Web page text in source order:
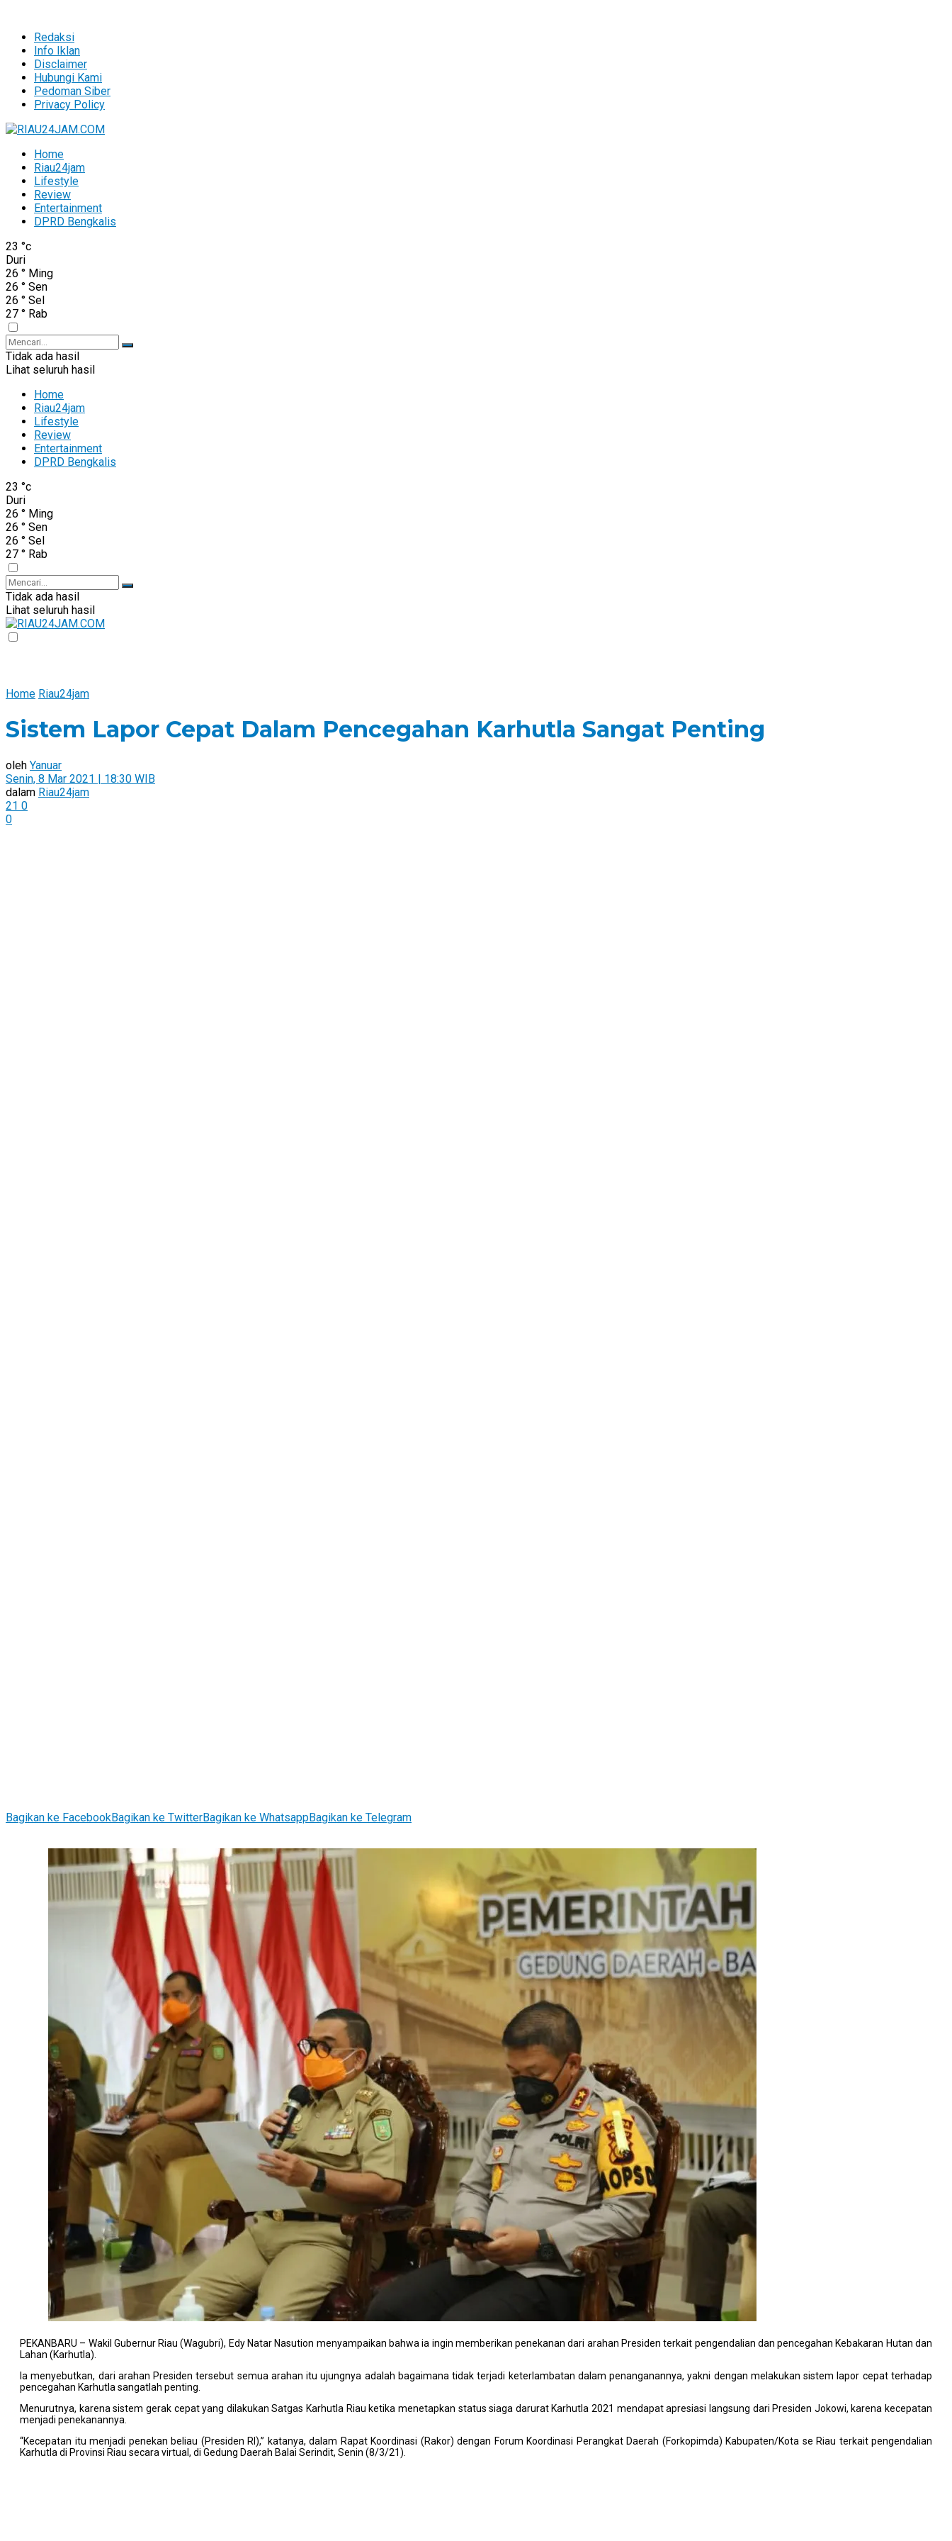
Redaksi
Info Iklan
Disclaimer
Hubungi Kami
Pedoman Siber
Privacy Policy
Home
Riau24jam
Lifestyle
Review
Entertainment
DPRD Bengkalis
23 °c
Duri
26 ° Ming
26 ° Sen
26 ° Sel
27 ° Rab
Tidak ada hasil
Lihat seluruh hasil
Home
Riau24jam
Lifestyle
Review
Entertainment
DPRD Bengkalis
23 °c
Duri
26 ° Ming
26 ° Sen
26 ° Sel
27 ° Rab
Tidak ada hasil
Lihat seluruh hasil
Home Riau24jam
Sistem Lapor Cepat Dalam Pencegahan Karhutla Sangat Penting
oleh Yanuar
Senin, 8 Mar 2021 | 18:30 WIB
dalam Riau24jam
21 0
0
Bagikan ke FacebookBagikan ke TwitterBagikan ke WhatsappBagikan ke Telegram
PEKANBARU – Wakil Gubernur Riau (Wagubri), Edy Natar Nasution menyampaikan bahwa ia ingin memberikan penekanan dari arahan Presiden terkait pengendalian dan pencegahan Kebakaran Hutan dan
Lahan (Karhutla).
Ia menyebutkan, dari arahan Presiden tersebut semua arahan itu ujungnya adalah bagaimana tidak terjadi keterlambatan dalam penanganannya, yakni dengan melakukan sistem lapor cepat terhadap
pencegahan Karhutla sangatlah penting.
Menurutnya, karena sistem gerak cepat yang dilakukan Satgas Karhutla Riau ketika menetapkan status siaga darurat Karhutla 2021 mendapat apresiasi langsung dari Presiden Jokowi, karena kecepatan
menjadi penekanannya.
“Kecepatan itu menjadi penekan beliau (Presiden RI),” katanya, dalam Rapat Koordinasi (Rakor) dengan Forum Koordinasi Perangkat Daerah (Forkopimda) Kabupaten/Kota se Riau terkait pengendalian
Karhutla di Provinsi Riau secara virtual, di Gedung Daerah Balai Serindit, Senin (8/3/21).